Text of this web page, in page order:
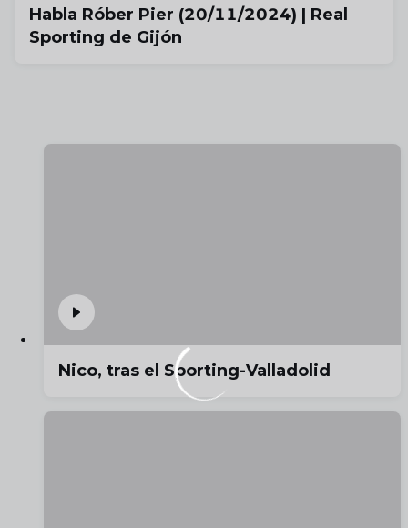
Habla Róber Pier (20/11/2024) | Real
Sporting de Gijón
Nico, tras el Sporting-Valladolid